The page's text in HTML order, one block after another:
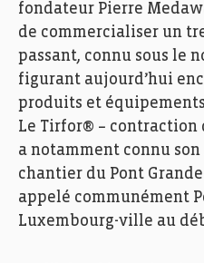
fondateur Pierre
de commercialiser un
passant, connu sous le
figurant aujourd’hui
produits et
Le Tirfor® – contraction
a notamment connu
chantier du Pont
appelé communément
Luxembourg-ville au